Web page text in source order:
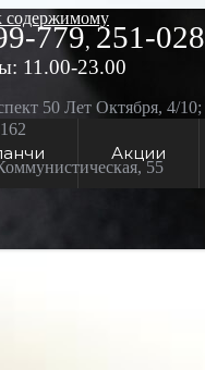
содержимому
Акции
779, 251-028
11.00-23.00
50 Лет Октября, 4/10;
55